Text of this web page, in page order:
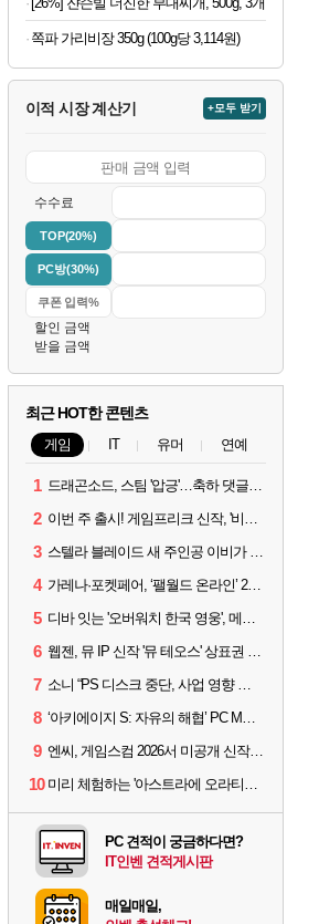
쪽파 가리비장 350g (100g당 3,114원)
이적 시장 계산기 +모두 받기
수수료
TOP(20%)
PC방(30%)
할인 금액
받을 금액
최근 HOT한 콘텐츠
게임 IT 유머 연예
1 드래곤소드, 스팀 '압긍'…축하 댓글 달고 게임 코드 받자!
2 이번 주 출시! 게임프리크 신작, '비스트 오브 리인카네이션'
3 스텔라 블레이드 새 주인공 이비가 부릅니다, 'Wanna be in LOVE' 뮤비 공개
4 가레나·포켓페어, ‘팰월드 온라인’ 2026년 출시 예고
5 디바 잇는 '오버워치 한국 영웅', 메카 파일럿 디몬 나온다
6 웹젠, 뮤 IP 신작 '뮤 테오스' 상표권 출원
7 소니 “PS 디스크 중단, 사업 영향 없다”
8 ‘아키에이지 S: 자유의 해협’ PC MMORPG로 개발한다
9 엔씨, 게임스컴 2026서 미공개 신작 최초 공개
10 미리 체험하는 '아스트라에 오라티오'...NC, 8/19부터 CBT 참가자 모집
PC 견적이 궁금하다면?
IT인벤 견적게시판
매일매일,